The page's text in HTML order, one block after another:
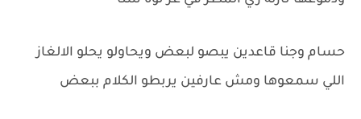
حسام وجنا قاعدين يبصو لبعض ويحاولو يحلو الالغاز
اللي سمعوها ومش عارفين يربطو الكلام ببعض